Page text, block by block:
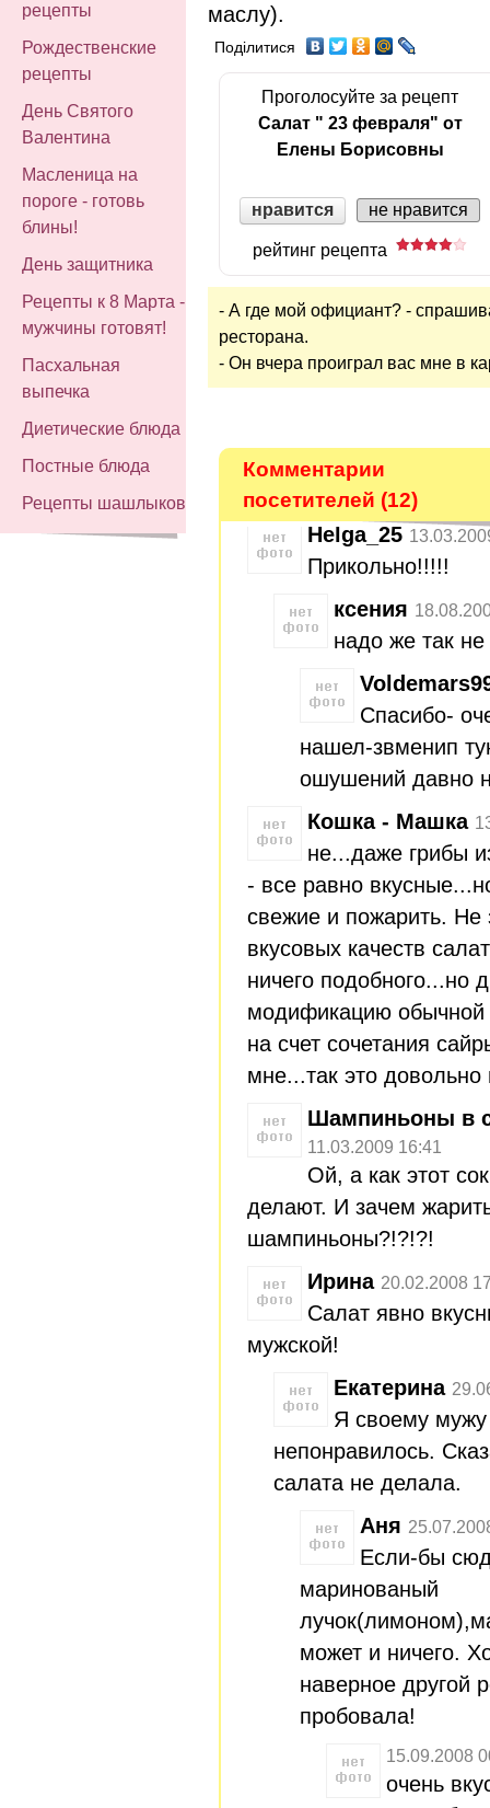
рецепты
Рождественские
рецепты
День Святого
Валентина
Масленица на
пороге - готовь
блины!
День защитника
Рецепты к 8 Марта -
мужчины готовят!
Пасхальная
выпечка
Диетические блюда
Постные блюда
Рецепты шашлыков
маслу).
Поділитися
Проголосуйте за рецепт
Салат " 23 февраля" от
Елены Борисовны
нравится не нравится
рейтинг рецепта
- А где мой официант? -
ресторана.
- Он вчера проиграл вас мне в
Комментарии
посетителей (12)
Helga_25
Прикольно!!!!!
ксения
надо же так
Спасибо-
нашел-звменип
ошушений давно
Кошка - Машка
не...даже грибы
- все равно
свежие и пожарить. Не
вкусовых качеств
ничего подобного...но
модификацию
на счет сочетания
мне...так это
Шампиньоны в
11.03.2009 16:41
Ой, а как этот
делают. И зачем
шампиньоны?!?!?!
Ирина 20.02.2008
Салат явно
мужской!
Екатерина
Я своему мужу
непонравилось.
салата не делала.
Аня
Если-бы
маринованый
может и ничего.
наверное другой
пробовала!
15.09.2008
очень